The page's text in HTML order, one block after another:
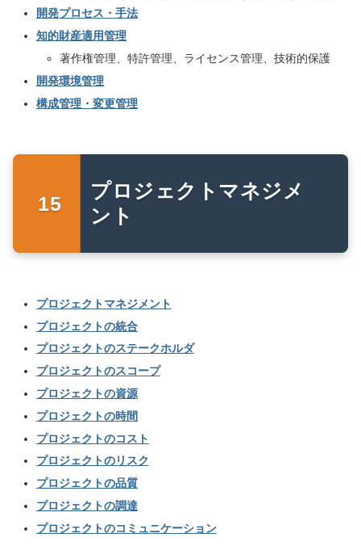
開発プロセス・手法
知的財産適用管理
著作権管理、特許管理、ライセンス管理、技術的保護
開発環境管理
構成管理・変更管理
プロジェクトマネジメ
ント
プロジェクトマネジメント
プロジェクトの統合
プロジェクトのステークホルダ
プロジェクトのスコープ
プロジェクトの資源
プロジェクトの時間
プロジェクトのコスト
プロジェクトのリスク
プロジェクトの品質
プロジェクトの調達
プロジェクトのコミュニケーション